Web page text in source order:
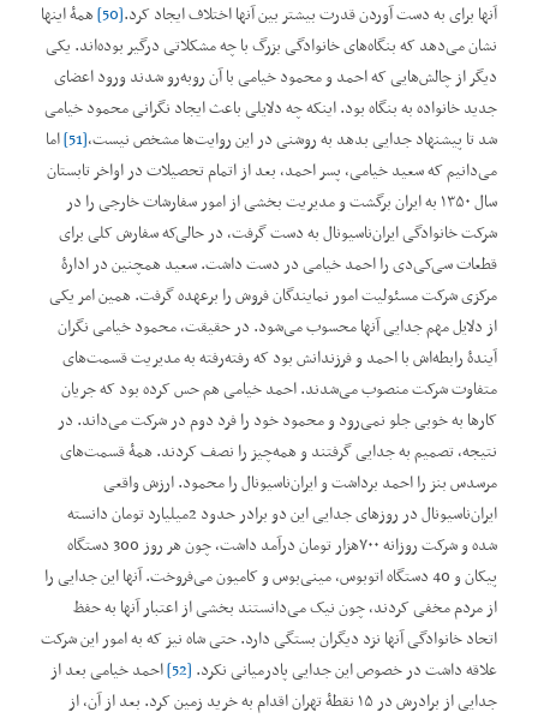
آنها برای به دست آوردن قدرت بیشتر بین آنها اختلاف ایجاد کرد.[50]
همۀ اینها
نشان می‌دهد که بنگاه‌های خانوادگی بزرگ با چه مشکلاتی درگیر بوده‌اند. یکی
دیگر از چالش‌هایی که احمد و محمود خیامی با آن روبه‌رو شدند ورود اعضای
جدید خانواده به بنگاه بود. اینکه چه دلایلی باعث ایجاد نگرانی محمود خیامی
شد تا پیشنهاد جدایی بدهد به ‌روشنی در این روایت‌ها مشخص نیست،[51]
اما
می‌دانیم که سعید خیامی، پسر احمد، بعد از اتمام تحصیلات در اواخر تابستان
سال ۱۳۵۰ به ایران برگشت و مدیریت بخشی از امور سفارشات خارجی را در
شرکت خانوادگی ایران‌ناسیونال به دست گرفت، در حالی‌که سفارش کلی برای
قطعات سی‌کی‌دی را احمد خیامی در دست داشت. سعید همچنین در ادارۀ
مرکزی شرکت مسئولیت امور نمایندگان فروش را برعهده گرفت. همین امر یکی
از دلایل مهم جدایی آنها محسوب می‌شود. در حقیقت، محمود خیامی نگران
آیندۀ رابطه‌اش با احمد و فرزندانش بود که رفته‌رفته به مدیریت قسمت‌های
متفاوت شرکت منصوب می‌شدند. احمد خیامی هم حس کرده بود که جریان
کارها به خوبی جلو نمی‌رود و محمود خود را فرد دوم در شرکت می‌داند. در
نتیجه، تصمیم به جدایی گرفتند و همه‌چیز را نصف کردند. همۀ قسمت‌های
مرسدس بنز را احمد برداشت و ایران‌ناسیونال را محمود. ارزش واقعی
ایران‌ناسیونال در روزهای جدایی این دو برادر حدود 2میلیارد تومان دانسته
شده و شرکت روزانه ۷۰۰هزار تومان درآمد داشت، چون هر روز 300 دستگاه
پیکان و 40 دستگاه اتوبوس، مینی‌بوس و کامیون می‌فروخت. آنها این جدایی را
از مردم مخفی کردند، چون نیک می‌دانستند بخشی از اعتبار آنها به حفظ
اتحاد خانوادگی آنها نزد دیگران بستگی دارد. حتی شاه نیز که به امور این شرکت
علاقه داشت در خصوص این جدایی پادرمیانی نکرد. [52]
احمد خیامی بعد از
جدایی از برادرش در ۱۵ نقطۀ تهران اقدام به خرید زمین کرد. بعد از آن، از